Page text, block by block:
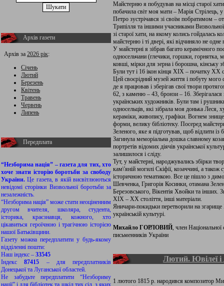
Архів газети
Архів за 2026 рік:
Січень
Лютий
Березень
Квітень
Травень
Червень
Липень
Передплата
“Незборима нація” – газета для тих, хто
хоче знати історію боротьби за свободу
України.Це газета, в якій висвітлюються
невідомі сторінки Визвольної боротьби за
незалежність.
“Незборима нація” може стати неоціненним
другом вчителя, школяра, студента,
історика, краєзнавця, кожного, хто
цікавиться героїчною і трагічною історією
нашої Батьківщини.
Газету можна передплатити у будь-якому
відділенні пошти:
Наш індекс – 33545
Індекс87415 – для передплатників
Донецької та Луганської областей.
Не забудьте передплатити “Незбориму
нації” і для бібліотек та шкіл тих сіл, з яких
Майстерню я побудував на місці старої
побачила світ моя мати – Марія Стрілець,
Петро зустрічався зі своїм побратимом –
Трипілля та іншими учасниками
зі старої хати, на якому колись гойдалась
майстерню і ті двері, які відчиняло не
У майстерні я зібрав багато керамічного
односельчани (глечики, горшки, горнятка,
ковші, мірки для зерна і борошна, кінську
Були тут і 16 ікон кінця XIX – початку XX
Цей своєрідний музей життя і побуту
де я працював і зберігав свої твори
62, з каменю – 43, бронзи – 16. Зберігалася
українських художників. Були там і
односельців, які зібрала моя донька Леся,
кераміки, живопису, графіки. Вогнем
форми, велику бібліотеку. Посеред
Зеленого, яке я підготував, щоб відлити із
Загинула меморіальна дошка славному
портретів відомих діячів української
залишилося і сліду.
Тут, у майстерні, народжувались збірки
кам\'яній могилі Скіфії, козаччині, а
історичною тематикою. Все це пішло з
Шевченка, Григорія Косинки, отамана
Березовського, Вікентія Хвойки та інших.
XIX – XX століття, інші матеріали.
Яничари-покидьки перетворили на
українській культурі.
Михайло ГОРЛОВИЙ, член Національної
письменників України
Лютий. Ювілеї і
1 лютого 1815 р. народився